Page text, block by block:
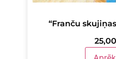
“Franču
25,00